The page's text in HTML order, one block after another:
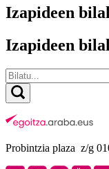
Izapideen
Izapideen
Probintzia plaza z/g